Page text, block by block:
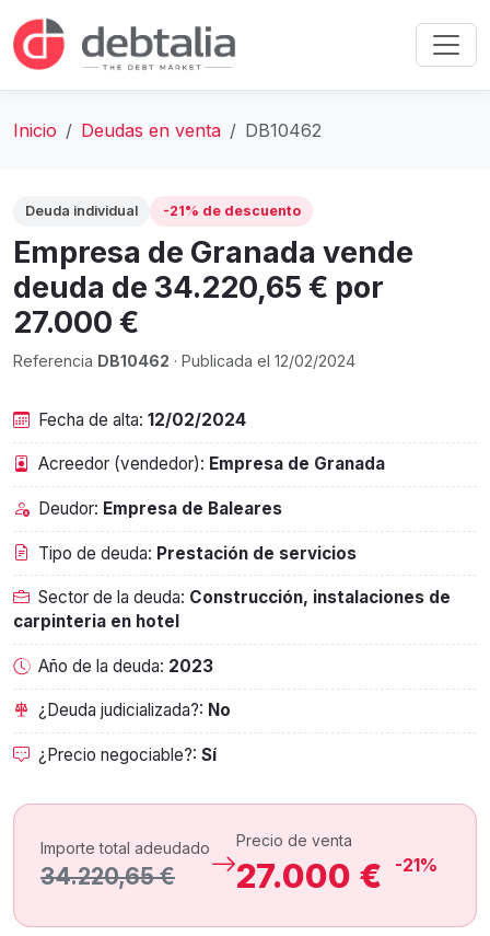
Inicio Deudas en venta DB10462
Deuda individual -21% de descuento
Empresa de Granada vende
deuda de 34.220,65 € por
27.000 €
Referencia DB10462 · Publicada el 12/02/2024
Fecha de alta: 12/02/2024
Acreedor (vendedor): Empresa de Granada
Deudor: Empresa de Baleares
Tipo de deuda: Prestación de servicios
Sector de la deuda: Construcción, instalaciones de
carpinteria en hotel
Año de la deuda: 2023
¿Deuda judicializada?: No
¿Precio negociable?: Sí
Importe total adeudado
34.220,65 €
Precio de venta
27.000 € -21%